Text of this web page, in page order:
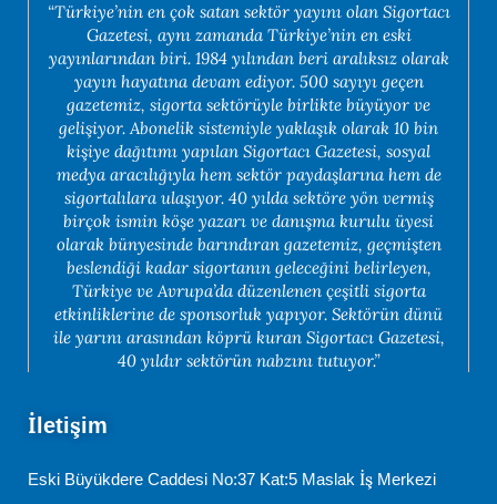
“Türkiye’nin en çok satan sektör yayını olan Sigortacı
Gazetesi, aynı zamanda Türkiye’nin en eski
yayınlarından biri. 1984 yılından beri aralıksız olarak
yayın hayatına devam ediyor. 500 sayıyı geçen
gazetemiz, sigorta sektörüyle birlikte büyüyor ve
gelişiyor. Abonelik sistemiyle yaklaşık olarak 10 bin
kişiye dağıtımı yapılan Sigortacı Gazetesi, sosyal
medya aracılığıyla hem sektör paydaşlarına hem de
sigortalılara ulaşıyor. 40 yılda sektöre yön vermiş
birçok ismin köşe yazarı ve danışma kurulu üyesi
olarak bünyesinde barındıran gazetemiz, geçmişten
beslendiği kadar sigortanın geleceğini belirleyen,
Türkiye ve Avrupa’da düzenlenen çeşitli sigorta
etkinliklerine de sponsorluk yapıyor. Sektörün dünü
ile yarını arasından köprü kuran Sigortacı Gazetesi,
40 yıldır sektörün nabzını tutuyor.”
İletişim
Eski Büyükdere Caddesi No:37 Kat:5 Maslak İş Merkezi